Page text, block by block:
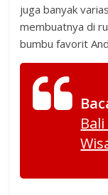
juga banyak
membuatnya di
bumbu favorit